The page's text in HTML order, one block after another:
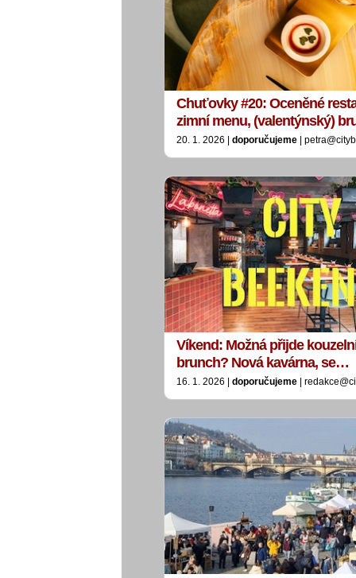
Chuťovky #20: Oceněné
zimní menu, (valentýnský)
20. 1. 2026 | doporučujeme |
Víkend: Možná přijde
brunch? Nová kavárna, se…
16. 1. 2026 | doporučujeme |